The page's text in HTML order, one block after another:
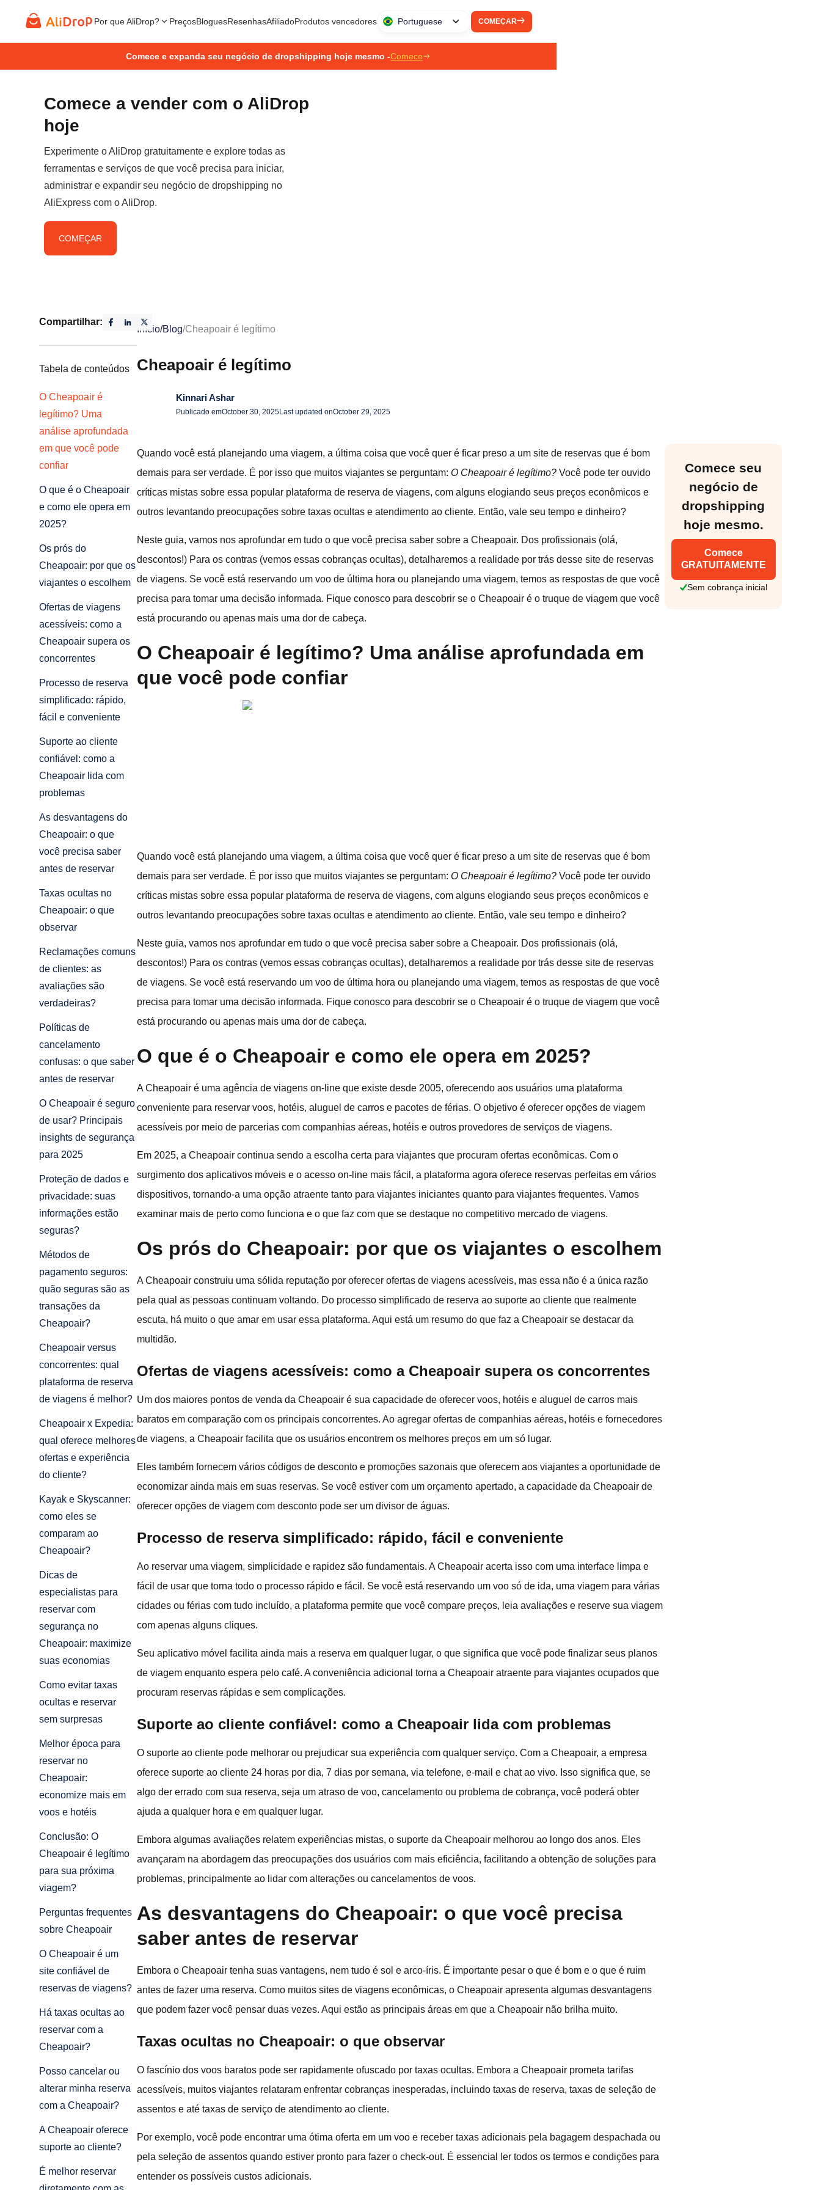
Por que AliDrop? PreçosBloguesResenhasAfiliadoProdutos vencedores Portuguese COMEÇAR
Comece e expanda seu negócio de dropshipping hoje mesmo -Comece
Comece a vender com o AliDrop
hoje
Experimente o AliDrop gratuitamente e explore todas as
ferramentas e serviços de que você precisa para iniciar,
administrar e expandir seu negócio de dropshipping no
AliExpress com o AliDrop.
COMEÇAR
Compartilhar:
Tabela de conteúdos
O Cheapoair é
legítimo? Uma
análise aprofundada
em que você pode
confiar
O que é o Cheapoair
e como ele opera em
2025?
Os prós do
Cheapoair: por que os
viajantes o escolhem
Ofertas de viagens
acessíveis: como a
Cheapoair supera os
concorrentes
Processo de reserva
simplificado: rápido,
fácil e conveniente
Suporte ao cliente
confiável: como a
Cheapoair lida com
problemas
As desvantagens do
Cheapoair: o que
você precisa saber
antes de reservar
Taxas ocultas no
Cheapoair: o que
observar
Reclamações comuns
de clientes: as
avaliações são
verdadeiras?
Políticas de
cancelamento
confusas: o que saber
antes de reservar
O Cheapoair é seguro
de usar? Principais
insights de segurança
para 2025
Proteção de dados e
privacidade: suas
informações estão
seguras?
Métodos de
pagamento seguros:
quão seguras são as
transações da
Cheapoair?
Cheapoair versus
concorrentes: qual
plataforma de reserva
de viagens é melhor?
Cheapoair x Expedia:
qual oferece melhores
ofertas e experiência
do cliente?
Kayak e Skyscanner:
como eles se
comparam ao
Cheapoair?
Dicas de
especialistas para
reservar com
segurança no
Cheapoair: maximize
suas economias
Como evitar taxas
ocultas e reservar
sem surpresas
Melhor época para
reservar no
Cheapoair:
economize mais em
voos e hotéis
Conclusão: O
Cheapoair é legítimo
para sua próxima
viagem?
Perguntas frequentes
sobre Cheapoair
O Cheapoair é um
site confiável de
reservas de viagens?
Há taxas ocultas ao
reservar com a
Cheapoair?
Posso cancelar ou
alterar minha reserva
com a Cheapoair?
A Cheapoair oferece
suporte ao cliente?
É melhor reservar
Início/Blog/Cheapoair é legítimo
Cheapoair é legítimo
Kinnari Ashar
Publicado emOctober 30, 2025Last updated onOctober 29, 2025
Quando você está planejando uma viagem, a última coisa que você quer é ficar preso a um site de reservas que é bom
demais para ser verdade. É por isso que muitos viajantes se perguntam: O Cheapoair é legítimo? Você pode ter ouvido
críticas mistas sobre essa popular plataforma de reserva de viagens, com alguns elogiando seus preços econômicos e
outros levantando preocupações sobre taxas ocultas e atendimento ao cliente. Então, vale seu tempo e dinheiro?
Neste guia, vamos nos aprofundar em tudo o que você precisa saber sobre a Cheapoair. Dos profissionais (olá,
descontos!) Para os contras (vemos essas cobranças ocultas), detalharemos a realidade por trás desse site de reservas
de viagens. Se você está reservando um voo de última hora ou planejando uma viagem, temos as respostas de que você
precisa para tomar uma decisão informada. Fique conosco para descobrir se o Cheapoair é o truque de viagem que você
está procurando ou apenas mais uma dor de cabeça.
O Cheapoair é legítimo? Uma análise aprofundada em
que você pode confiar
Quando você está planejando uma viagem, a última coisa que você quer é ficar preso a um site de reservas que é bom
demais para ser verdade. É por isso que muitos viajantes se perguntam: O Cheapoair é legítimo? Você pode ter ouvido
críticas mistas sobre essa popular plataforma de reserva de viagens, com alguns elogiando seus preços econômicos e
outros levantando preocupações sobre taxas ocultas e atendimento ao cliente. Então, vale seu tempo e dinheiro?
Neste guia, vamos nos aprofundar em tudo o que você precisa saber sobre a Cheapoair. Dos profissionais (olá,
descontos!) Para os contras (vemos essas cobranças ocultas), detalharemos a realidade por trás desse site de reservas
de viagens. Se você está reservando um voo de última hora ou planejando uma viagem, temos as respostas de que você
precisa para tomar uma decisão informada. Fique conosco para descobrir se o Cheapoair é o truque de viagem que você
está procurando ou apenas mais uma dor de cabeça.
O que é o Cheapoair e como ele opera em 2025?
A Cheapoair é uma agência de viagens on-line que existe desde 2005, oferecendo aos usuários uma plataforma
conveniente para reservar voos, hotéis, aluguel de carros e pacotes de férias. O objetivo é oferecer opções de viagem
acessíveis por meio de parcerias com companhias aéreas, hotéis e outros provedores de serviços de viagens.
Em 2025, a Cheapoair continua sendo a escolha certa para viajantes que procuram ofertas econômicas. Com o
surgimento dos aplicativos móveis e o acesso on-line mais fácil, a plataforma agora oferece reservas perfeitas em vários
dispositivos, tornando-a uma opção atraente tanto para viajantes iniciantes quanto para viajantes frequentes. Vamos
examinar mais de perto como funciona e o que faz com que se destaque no competitivo mercado de viagens.
Os prós do Cheapoair: por que os viajantes o escolhem
A Cheapoair construiu uma sólida reputação por oferecer ofertas de viagens acessíveis, mas essa não é a única razão
pela qual as pessoas continuam voltando. Do processo simplificado de reserva ao suporte ao cliente que realmente
escuta, há muito o que amar em usar essa plataforma. Aqui está um resumo do que faz a Cheapoair se destacar da
multidão.
Ofertas de viagens acessíveis: como a Cheapoair supera os concorrentes
Um dos maiores pontos de venda da Cheapoair é sua capacidade de oferecer voos, hotéis e aluguel de carros mais
baratos em comparação com os principais concorrentes. Ao agregar ofertas de companhias aéreas, hotéis e fornecedores
de viagens, a Cheapoair facilita que os usuários encontrem os melhores preços em um só lugar.
Eles também fornecem vários códigos de desconto e promoções sazonais que oferecem aos viajantes a oportunidade de
economizar ainda mais em suas reservas. Se você estiver com um orçamento apertado, a capacidade da Cheapoair de
oferecer opções de viagem com desconto pode ser um divisor de águas.
Processo de reserva simplificado: rápido, fácil e conveniente
Ao reservar uma viagem, simplicidade e rapidez são fundamentais. A Cheapoair acerta isso com uma interface limpa e
fácil de usar que torna todo o processo rápido e fácil. Se você está reservando um voo só de ida, uma viagem para várias
cidades ou férias com tudo incluído, a plataforma permite que você compare preços, leia avaliações e reserve sua viagem
com apenas alguns cliques.
Seu aplicativo móvel facilita ainda mais a reserva em qualquer lugar, o que significa que você pode finalizar seus planos
de viagem enquanto espera pelo café. A conveniência adicional torna a Cheapoair atraente para viajantes ocupados que
procuram reservas rápidas e sem complicações.
Suporte ao cliente confiável: como a Cheapoair lida com problemas
O suporte ao cliente pode melhorar ou prejudicar sua experiência com qualquer serviço. Com a Cheapoair, a empresa
oferece suporte ao cliente 24 horas por dia, 7 dias por semana, via telefone, e-mail e chat ao vivo. Isso significa que, se
algo der errado com sua reserva, seja um atraso de voo, cancelamento ou problema de cobrança, você poderá obter
ajuda a qualquer hora e em qualquer lugar.
Embora algumas avaliações relatem experiências mistas, o suporte da Cheapoair melhorou ao longo dos anos. Eles
avançaram na abordagem das preocupações dos usuários com mais eficiência, facilitando a obtenção de soluções para
problemas, principalmente ao lidar com alterações ou cancelamentos de voos.
As desvantagens do Cheapoair: o que você precisa
saber antes de reservar
Embora o Cheapoair tenha suas vantagens, nem tudo é sol e arco-íris. É importante pesar o que é bom e o que é ruim
antes de fazer uma reserva. Como muitos sites de viagens econômicas, o Cheapoair apresenta algumas desvantagens
que podem fazer você pensar duas vezes. Aqui estão as principais áreas em que a Cheapoair não brilha muito.
Taxas ocultas no Cheapoair: o que observar
O fascínio dos voos baratos pode ser rapidamente ofuscado por taxas ocultas. Embora a Cheapoair prometa tarifas
acessíveis, muitos viajantes relataram enfrentar cobranças inesperadas, incluindo taxas de reserva, taxas de seleção de
assentos e até taxas de serviço de atendimento ao cliente.
Por exemplo, você pode encontrar uma ótima oferta em um voo e receber taxas adicionais pela bagagem despachada ou
pela seleção de assentos quando estiver pronto para fazer o check-out. É essencial ler todos os termos e condições para
entender os possíveis custos adicionais.
Comece seu
negócio de
dropshipping
hoje mesmo.
Comece
GRATUITAMENTE
Sem cobrança inicial